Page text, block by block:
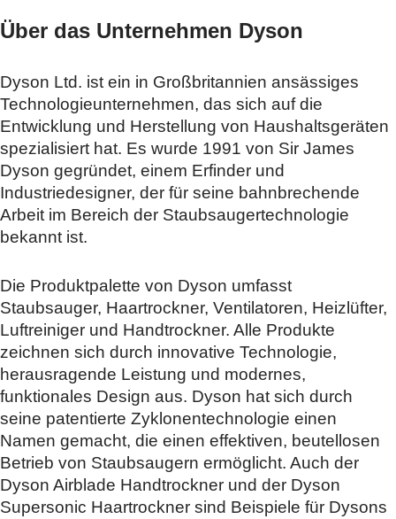
Über das Unternehmen Dyson
Dyson Ltd. ist ein in Großbritannien ansässiges
Technologieunternehmen, das sich auf die
Entwicklung und Herstellung von Haushaltsgeräten
spezialisiert hat. Es wurde 1991 von Sir James
Dyson gegründet, einem Erfinder und
Industriedesigner, der für seine bahnbrechende
Arbeit im Bereich der Staubsaugertechnologie
bekannt ist.
Die Produktpalette von Dyson umfasst
Staubsauger, Haartrockner, Ventilatoren, Heizlüfter,
Luftreiniger und Handtrockner. Alle Produkte
zeichnen sich durch innovative Technologie,
herausragende Leistung und modernes,
funktionales Design aus. Dyson hat sich durch
seine patentierte Zyklonentechnologie einen
Namen gemacht, die einen effektiven, beutellosen
Betrieb von Staubsaugern ermöglicht. Auch der
Dyson Airblade Handtrockner und der Dyson
Supersonic Haartrockner sind Beispiele für Dysons